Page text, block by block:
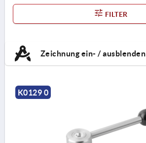
FILTER
Zeichnung ein- / ausblenden
K0129 0